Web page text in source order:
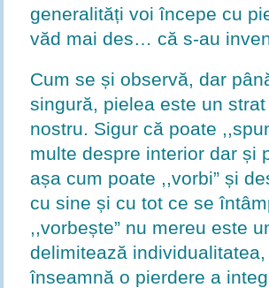
generalități voi începe cu
văd mai des… că s-au
Cum se și observă, dar
singură, pielea este un
nostru. Sigur că poate
multe despre interior dar și
așa cum poate ,,vorbi” și
cu sine și cu tot ce se
,,vorbește” nu mereu este
delimitează
înseamnă o pierdere a